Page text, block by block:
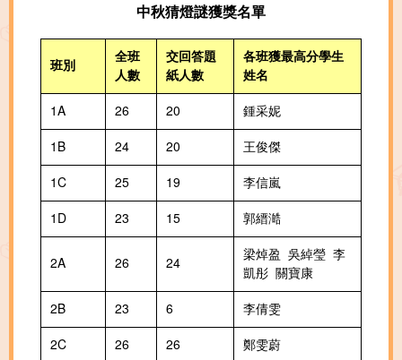
中秋猜燈謎獲獎名單
班別
全班
人數
交回答題
紙人數
各班獲最高分學生
姓名
1A
26 20
鍾采妮
1B
24 20
王俊傑
1C
25 19
李信嵐
1D
23 15 郭縉澔
2A 26 24
梁焯盈 吳綽瑩 李
凱彤 關寶康
2B
23 6
李倩雯
2C
26 26
鄭雯蔚